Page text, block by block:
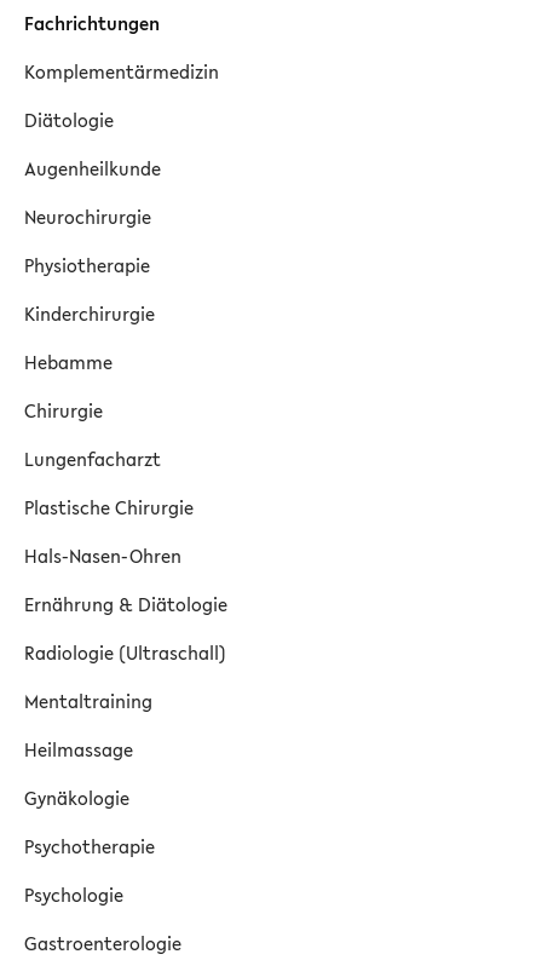
Fachrichtungen
Komplementärmedizin
Diätologie
Augenheilkunde
Neurochirurgie
Physiotherapie
Kinderchirurgie
Hebamme
Chirurgie
Lungenfacharzt
Plastische Chirurgie
Hals-Nasen-Ohren
Ernährung & Diätologie
Radiologie (Ultraschall)
Mentaltraining
Heilmassage
Gynäkologie
Psychotherapie
Psychologie
Gastroenterologie